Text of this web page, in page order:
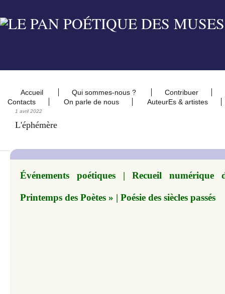
Accueil Qui sommes-nous ?
Contribuer
Contacts
On parle de nous AuteurEs & artistes
1 avril 2022
L'éphémère
Événements poétiques | Recueil
Printemps des Poètes » | Poésie des siècles passés